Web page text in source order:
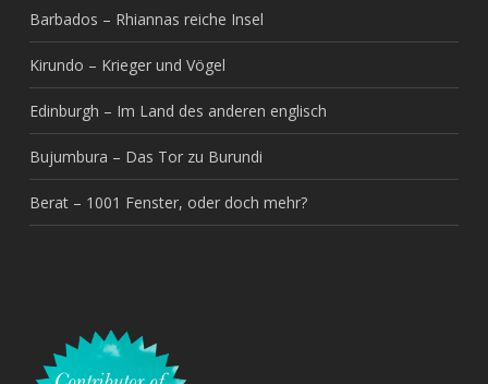
Barbados – Rhiannas reiche Insel
Kirundo – Krieger und Vögel
Edinburgh – Im Land des anderen englisch
Bujumbura – Das Tor zu Burundi
Berat – 1001 Fenster, oder doch mehr?